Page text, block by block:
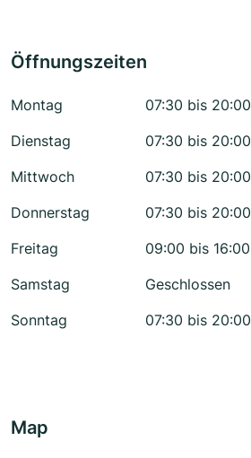
Öffnungszeiten
Montag
07:30 bis 20:00
Dienstag
07:30 bis 20:00
Mittwoch
07:30 bis 20:00
Donnerstag
07:30 bis 20:00
Freitag
09:00 bis 16:00
Samstag
Geschlossen
Sonntag
07:30 bis 20:00
Map